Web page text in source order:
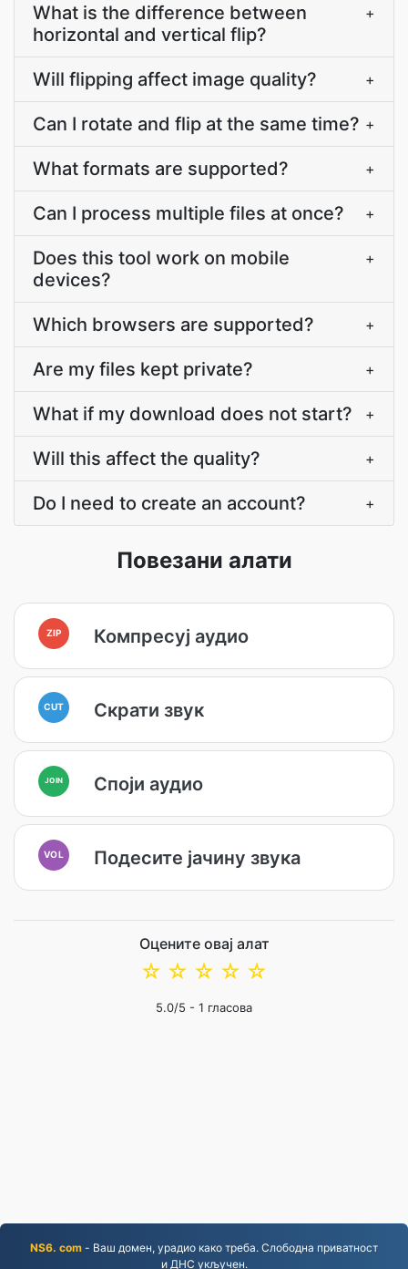
What is the difference between
horizontal and vertical flip?
+
Will flipping affect image quality? +
Can I rotate and flip at the same time? +
What formats are supported? +
Can I process multiple files at once? +
Does this tool work on mobile
devices?
+
Which browsers are supported? +
Are my files kept private? +
What if my download does not start? +
Will this affect the quality? +
Do I need to create an account? +
Повезани алати
ZIP Компресуј аудио
CUT Скрати звук
JOIN Споји аудио
VOL Подесите јачину звука
Оцените овај алат
☆
☆
☆
☆
☆
5.0/5 - 1 гласова
NS6. com - Ваш домен, урадио како треба. Слободна приватност
и ДНС укључен.